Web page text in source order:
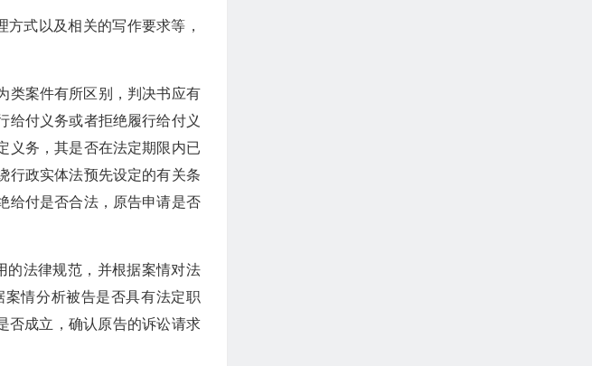
式以及相关的写作要求等，
类案件有所区别，判决书应有
给付义务或者拒绝履行给付义
义务，其是否在法定期限内已
行政实体法预先设定的有关条
给付是否合法，原告申请是否
的法律规范，并根据案情对法
情分析被告是否具有法定职
否成立，确认原告的诉讼请求